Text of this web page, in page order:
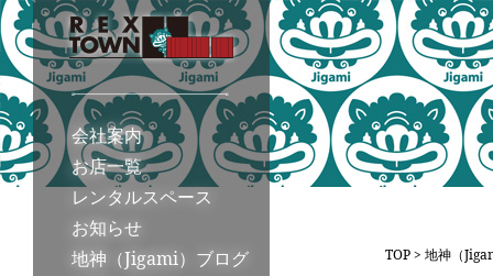
会社案内
お店一覧
レンタルスペース
お知らせ
地神（Jigami）ブログ
TOP> 地神（